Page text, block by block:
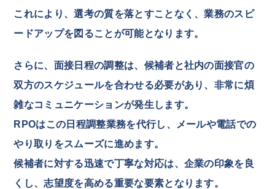
これにより、選考の質を落とすことなく、業務のスピ
ードアップを図ることが可能となります。
さらに、面接日程の調整は、候補者と社内の面接官の
双方のスケジュールを合わせる必要があり、非常に煩
雑なコミュニケーションが発生します。
RPOはこの日程調整業務を代行し、メールや電話での
やり取りをスムーズに進めます。
候補者に対する迅速で丁寧な対応は、企業の印象を良
くし、志望度を高める重要な要素となります。